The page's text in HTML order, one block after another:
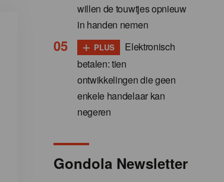
willen de touwtjes opnieuw
in handen nemen
+ PLUS
Elektronisch
betalen: tien
ontwikkelingen die geen
enkele handelaar kan
negeren
Gondola Newsletter